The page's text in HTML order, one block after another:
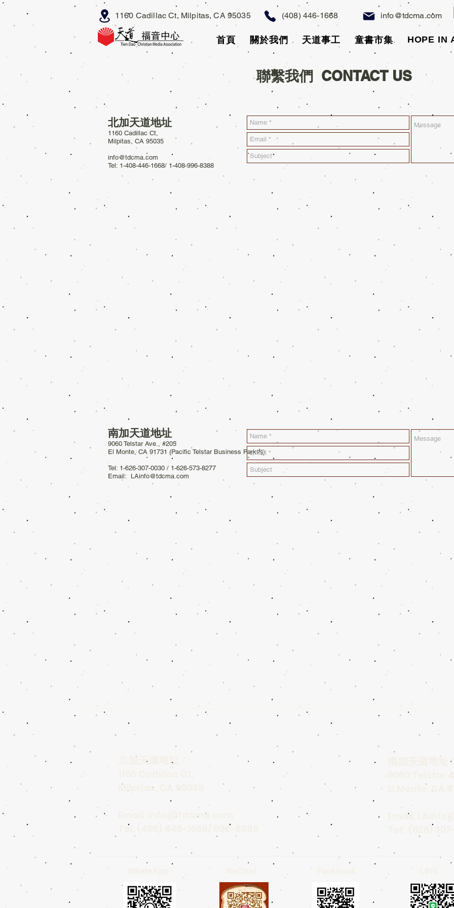
(408) 446-1668
1160 Cadillac Ct, Milpitas, CA 95035 info@tdcma.com
首頁 關於我們 天道事工 童書市集 HOPE IN
北加天道地址
1160 Cadillac Ct,
Milpitas, CA 95035
info@tdcma.com
Tel: 1-408-446-1668/ 1-408-996-8388
南加天道地址
9060 Telstar Ave., #205
El Monte, CA 91731 (Pacific Telstar Business Park内)
Tel: 1-626-307-0030 / 1-626-573-8277
Email: LAinfo@tdcma.com
聯繫我們 CONTACT US
北加天道地址：
Milpitas, CA 95035
info@tdcma.com
Tel: (408) 446-1668/ 996-8388
南加天道地址
El Monte, CA
Email:
Tel: (626)